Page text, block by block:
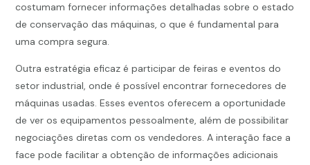
costumam fornecer informações detalhadas sobre o estado
de conservação das máquinas, o que é fundamental para
uma compra segura.
Outra estratégia eficaz é participar de feiras e eventos do
setor industrial, onde é possível encontrar fornecedores de
máquinas usadas. Esses eventos oferecem a oportunidade
de ver os equipamentos pessoalmente, além de possibilitar
negociações diretas com os vendedores. A interação face a
face pode facilitar a obtenção de informações adicionais